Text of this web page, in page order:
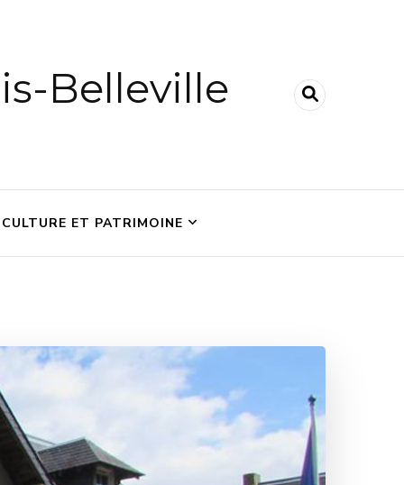
Belleville
CULTURE ET PATRIMOINE